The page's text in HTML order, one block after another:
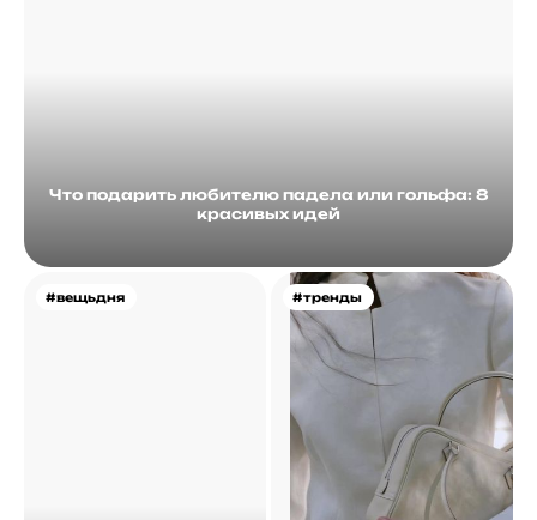
Что подарить любителю падела или гольфа: 8
красивых идей
#вещьдня #тренды